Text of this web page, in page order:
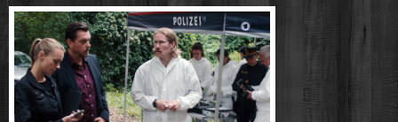
mit facebook anmelden
Informationen